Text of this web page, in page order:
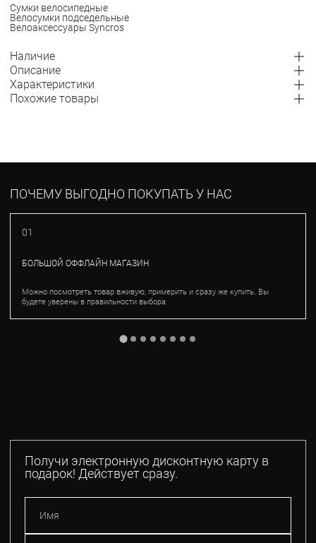
Сумки велосипедные
Велосумки подседельные
Велоаксессуары Syncros
Наличие
Описание
Характеристики
Похожие товары
ПОЧЕМУ ВЫГОДНО ПОКУПАТЬ У НАС
01
БОЛЬШОЙ ОФФЛАЙН МАГАЗИН
Можно посмотреть товар вживую, примерить и сразу же купить. Вы
будете уверены в правильности выбора
Получи электронную дисконтную карту в
подарок! Действует сразу.